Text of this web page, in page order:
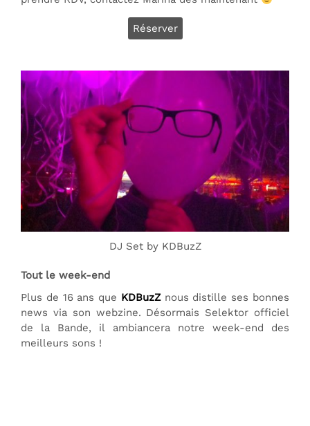
Réserver
DJ Set by KDBuzZ
Tout le week-end
Plus de 16 ans que KDBuzZnous distille ses bonnes
news via son webzine. Désormais Selektor officiel
de la Bande, il ambiancera notre week-end des
meilleurs sons !